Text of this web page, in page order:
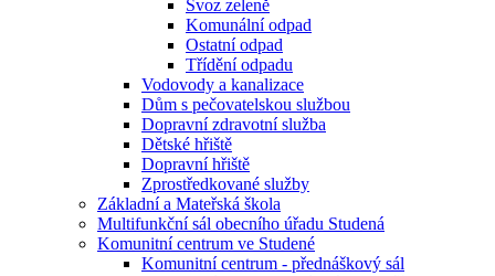
Svoz zeleně
Komunální odpad
Ostatní odpad
Třídění odpadu
Vodovody a kanalizace
Dům s pečovatelskou službou
Dopravní zdravotní služba
Dětské hřiště
Dopravní hřiště
Zprostředkované služby
Základní a Mateřská škola
Multifunkční sál obecního úřadu Studená
Komunitní centrum ve Studené
Komunitní centrum - přednáškový sál